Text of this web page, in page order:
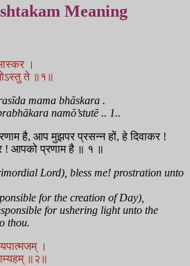
Meaning
।
ते ॥१॥
mama bhāskara .
namō’stutē .. 1..
है, आप मुझपर प्रसन्न हों, हे दिवाकर !
! आपको प्रणाम है ॥ १ ॥
Lord), bless me! prostration unto
for the creation of Day),
for ushering light unto the
thou.
।
॥२॥